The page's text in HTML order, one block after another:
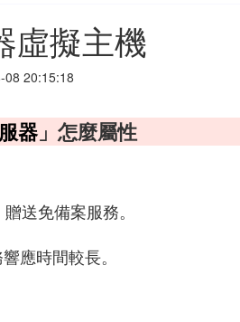
虛擬主機
08 20:15:18
器 」怎麼屬性
送免備案服務。
應時間較長。